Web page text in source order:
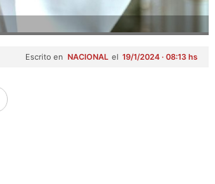
Escrito en NACIONAL el 19/1/2024 · 08:13 hs